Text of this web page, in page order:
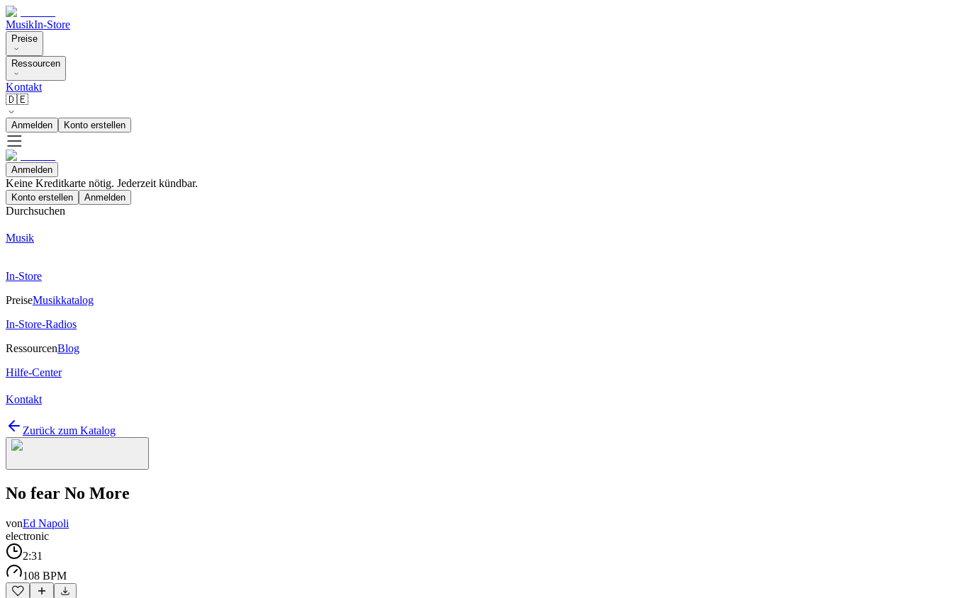
MusikIn-Store
Preise
Ressourcen
Kontakt
🇩🇪
Anmelden Konto erstellen
Anmelden
Keine Kreditkarte nötig. Jederzeit kündbar.
Konto erstellen Anmelden
Durchsuchen
Musik
In-Store
PreiseMusikkatalog
In-Store-Radios
RessourcenBlog
Hilfe-Center
Kontakt
Zurück zum Katalog
No fear No More
vonEd Napoli
electronic
2:31
108 BPM